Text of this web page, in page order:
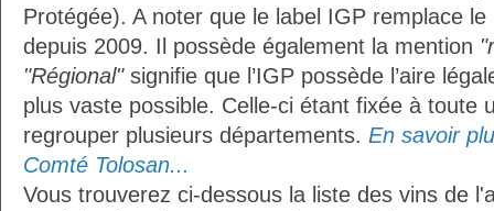
Protégée). A noter que le label IGP remplace
depuis 2009. Il possède également la mention
"Régional"signifie que l’IGP possède l’aire
plus vaste possible. Celle-ci étant fixée à toute
regrouper plusieurs départements. En savoir
Comté Tolosan...
Vous trouverez ci-dessous la liste des vins de